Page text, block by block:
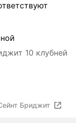
10 клубней
Бриджит